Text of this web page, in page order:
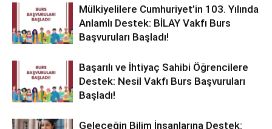
Mülkiyelilere Cumhuriyet’in 103. Yılında
Anlamlı Destek: BİLAY Vakfı Burs
Başvuruları Başladı!
Başarılı ve İhtiyaç Sahibi Öğrencilere
Destek: Nesil Vakfı Burs Başvuruları
Başladı!
Geleceğin Bilim İnsanlarına Destek: